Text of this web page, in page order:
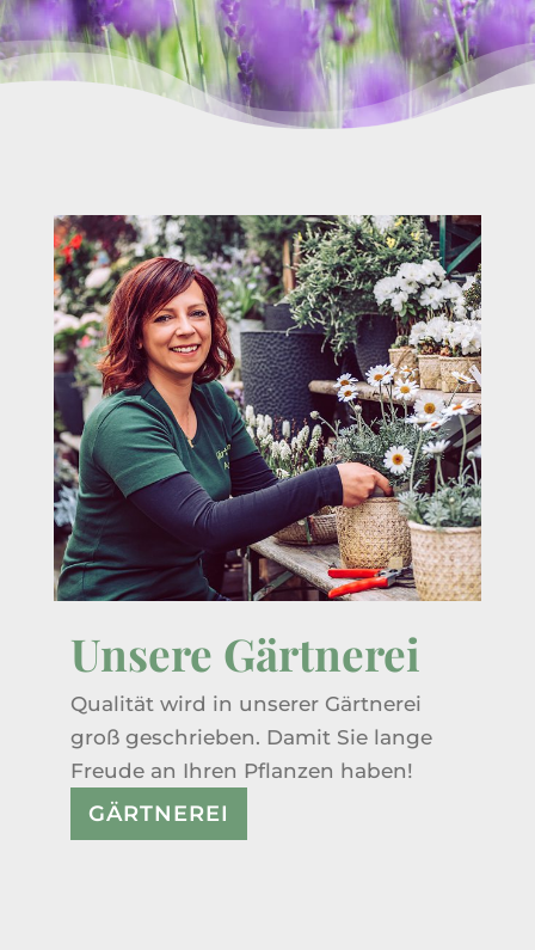
Unsere Gärtnerei
Qualität wird in unserer Gärtnerei
groß geschrieben. Damit Sie lange
Freude an Ihren Pflanzen haben!
GÄRTNEREI